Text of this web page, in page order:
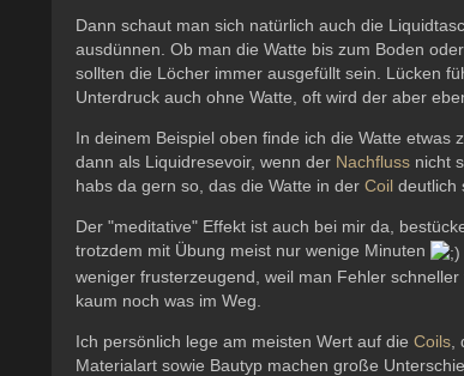
Dann schaut man sich natürlich auch die
ausdünnen. Ob man die Watte bis zum Boden
sollten die Löcher immer ausgefüllt sein. Lücken
Unterdruck auch ohne Watte, oft wird der aber
In deinem Beispiel oben finde ich die Watte etwas
dann als Liquidresevoir, wenn der Nachfluss nicht
habs da gern so, das die Watte in derCoil deutlich
Der "meditative" Effekt ist auch bei mir da,
trotzdem mit Übung meist nur wenige Minuten
weniger frusterzeugend, weil man Fehler
kaum noch was im Weg.
Ich persönlich lege am meisten Wert auf dieCoils
Materialart sowie Bautyp machen große